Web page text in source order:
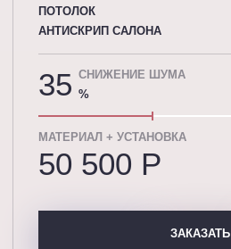
ПОТОЛОК
АНТИСКРИП САЛОНА
35 СНИЖЕНИЕ ШУМА
%
МАТЕРИАЛ + УСТАНОВКА
50 500 P
ЗАКАЗАТЬ